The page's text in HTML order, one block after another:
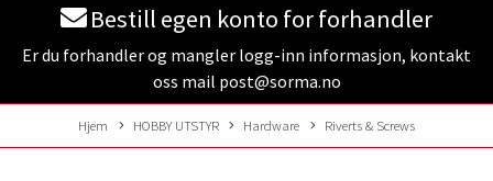
Bestill egen konto for forhandler
Er du forhandler og mangler logg-inn informasjon, kontakt
oss mail post@sorma.no
Hjem HOBBY UTSTYR Hardware Riverts & Screws